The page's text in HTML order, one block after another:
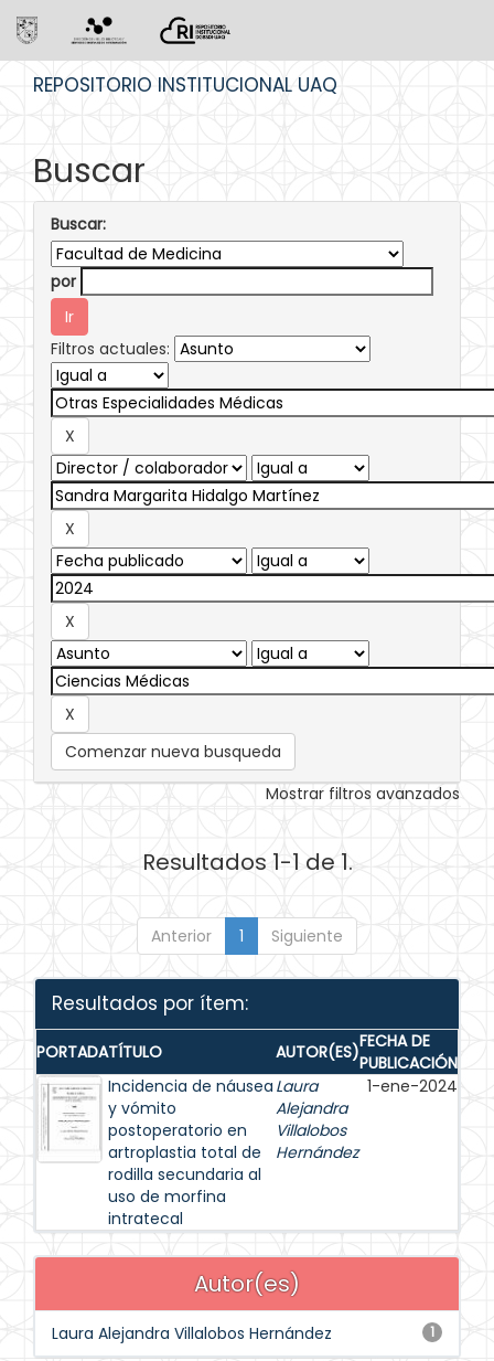
REPOSITORIO INSTITUCIONAL UAQ
Buscar
Buscar:
por
Filtros actuales:
Comenzar nueva busqueda
Mostrar filtros avanzados
Resultados 1-1 de 1.
Anterior 1 Siguiente
Resultados por ítem:
PORTADATÍTULO AUTOR(ES)FECHA DE
PUBLICACIÓN
Incidencia de náusea
y vómito
postoperatorio en
artroplastia total de
rodilla secundaria al
uso de morfina
intratecal
Laura
Alejandra
Villalobos
Hernández
1-ene-2024
Autor(es)
1
Laura Alejandra Villalobos Hernández